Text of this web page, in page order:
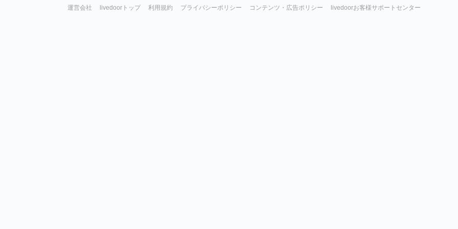
運営会社 livedoorトップ 利用規約 プライバシーポリシー コンテンツ・広告ポリシー livedoorお客様サポートセンター